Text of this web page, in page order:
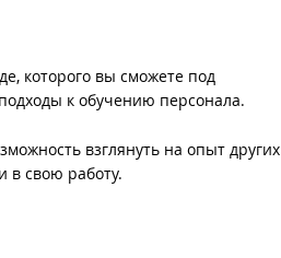
которого вы сможете под
к обучению персонала.
взглянуть на опыт других
в свою работу.